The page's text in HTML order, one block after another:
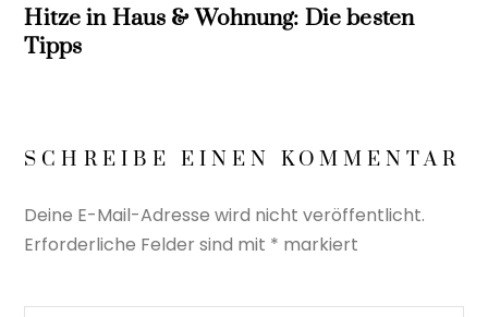
Hitze in Haus & Wohnung: Die besten
Tipps
SCHREIBE EINEN KOMMENTAR
Deine E-Mail-Adresse wird nicht veröffentlicht.
Erforderliche Felder sind mit * markiert